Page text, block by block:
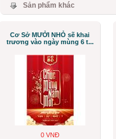
Sản phẩm khác
Cơ Sở MƯỞI NHỎ sẽ khai
trương vào ngày mùng 6 t...
0 VNĐ